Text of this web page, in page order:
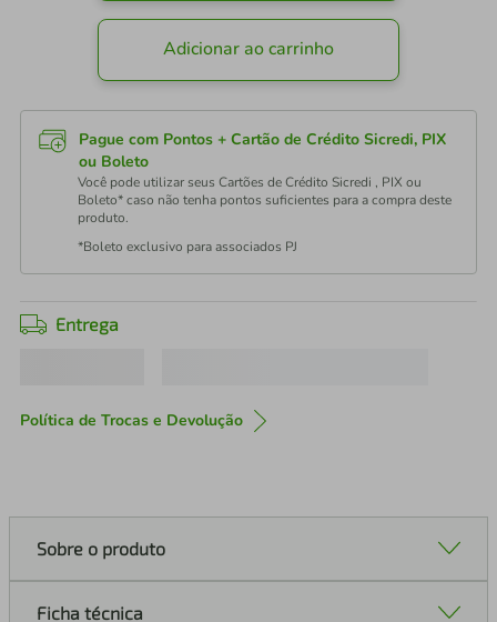
Adicionar ao carrinho
Pague com Pontos + Cartão de Crédito Sicredi, PIX
ou Boleto
Você pode utilizar seus Cartões de Crédito Sicredi , PIX ou
Boleto* caso não tenha pontos suficientes para a compra deste
produto.
*Boleto exclusivo para associados PJ
Entrega
Política de Trocas e Devolução
Sobre o produto
Ficha técnica